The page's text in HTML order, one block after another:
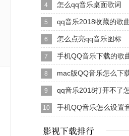
4 怎么qq音乐桌面歌词
5 qq音乐2018收藏的歌
6 怎么点亮qq音乐图标
7 手机QQ音乐下载的歌
8 mac版QQ音乐怎么下
9 qq音乐2018打开不了
10 手机QQ音乐怎么设置